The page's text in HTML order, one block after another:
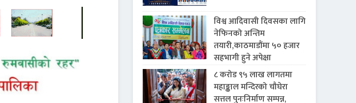
विश्व आदिवासी दिवसका लागि
नेफिनको अन्तिम
तयारी,काठमाडौंमा ५० हजार
सहभागी हुने अपेक्षा
८ करोड ९५ लाख लागतमा
महाङ्काल मन्दिरको चौघेरा
सत्तल पुनःनिर्माण सम्पन्न,